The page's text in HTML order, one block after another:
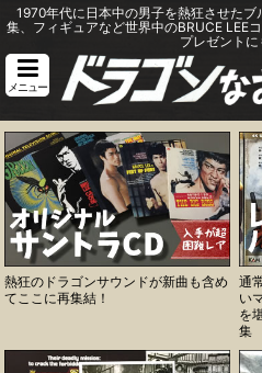
1970年代に日本中の男子を熱狂させた
集、フィギュアなど世界中のBRUCE LEE
プレゼントに
メニュー
熱狂のドラゴンサウンドが新曲も含め
てここに再集結！
通
い
を
集